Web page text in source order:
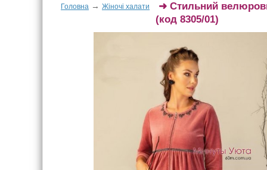
Головна → Жіночі халати ➜ Стильний
(код 8305/01)